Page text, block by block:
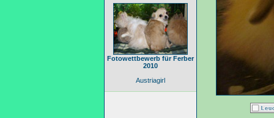
Fotowettbewerb für Ferber
2010
Austriagirl